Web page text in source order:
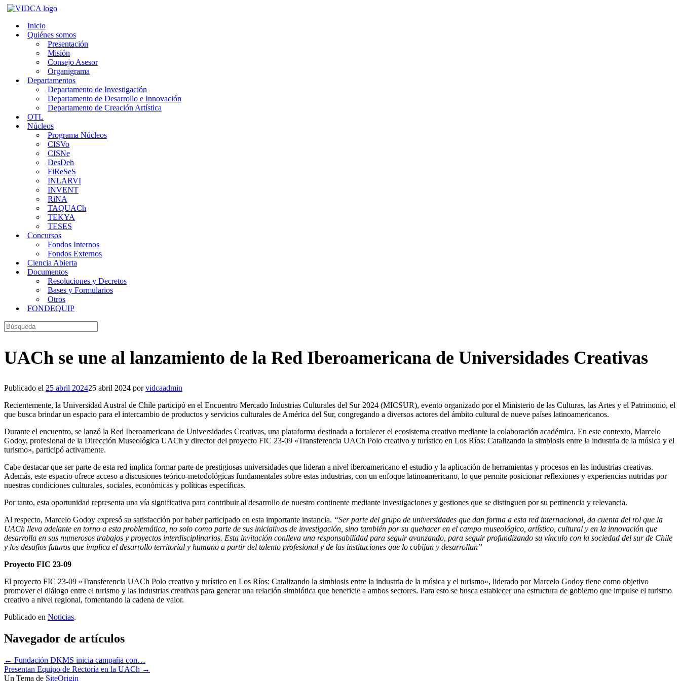
Saltar
contenidoInicio
Quiénes somos
Presentación
Misión
Consejo Asesor
Organigrama
Departamentos
Departamento de Investigación
Departamento de Desarrollo e Innovación
Departamento de Creación Artística
OTL
Núcleos
Programa Núcleos
CISVo
CISNe
DesDeh
FiReSeS
INLARVI
INVENT
RiNA
TAQUACh
TEKYA
TESES
Concursos
Fondos Internos
Fondos Externos
Ciencia Abierta
Documentos
Resoluciones y Decretos
Bases y Formularios
Otros
FONDEQUIP
Buscar:
UACh se une al lanzamiento de la Red Iberoamericana de Universidades Creativas
Publicado el 25 abril 202425 abril 2024 porvidcaadmin
Recientemente, la Universidad Austral de Chile participó en el Encuentro Mercado Industrias Culturales del Sur 2024 (MICSUR), evento organizado por el Ministerio de las Culturas, las Artes y el Patrimonio, el
que busca brindar un espacio para el intercambio de productos y servicios culturales de América del Sur, congregando a diversos actores del ámbito cultural de nueve países latinoamericanos.
Durante el encuentro, se lanzó la Red Iberoamericana de Universidades Creativas, una plataforma destinada a fortalecer el ecosistema creativo mediante la colaboración académica. En este contexto, Marcelo
Godoy, profesional de la Dirección Museológica UACh y director del proyecto FIC 23-09 «Transferencia UACh Polo creativo y turístico en Los Ríos: Catalizando la simbiosis entre la industria de la música y el
turismo», participó activamente.
Cabe destacar que ser parte de esta red implica formar parte de prestigiosas universidades que lideran a nivel iberoamericano el estudio y la aplicación de herramientas y procesos en las industrias creativas.
Además, este espacio ofrece acceso a discusiones teórico-metodológicas fundamentales sobre estas industrias, con un enfoque latinoamericano, lo que permite posicionar reflexiones y experiencias nutridas por
nuestras condiciones culturales, sociales, económicas y políticas específicas.
Por tanto, esta oportunidad representa una vía significativa para contribuir al desarrollo de nuestro continente mediante investigaciones y gestiones que se distinguen por su pertinencia y relevancia.
Al respecto, Marcelo Godoy expresó su satisfacción por haber participado en esta importante instancia. “Ser parte del grupo de universidades que dan forma a esta red internacional, da cuenta del rol que la
UACh lleva adelante en torno a esta problemática, no solo como parte de sus iniciativas de investigación, sino también por su quehacer en el campo museológico, artístico, cultural y en la innovación que
desarrolla en sus numerosos trabajos y proyectos interdisciplinarios. Esta invitación conlleva una responsabilidad para seguir avanzando, para seguir profundizando su vínculo con la sociedad del sur de Chile
y los desafíos futuros que implica el desarrollo territorial y humano a partir del talento profesional y de las instituciones que lo cobijan y desarrollan”
Proyecto FIC 23-09
El proyecto FIC 23-09 «Transferencia UACh Polo creativo y turístico en Los Ríos: Catalizando la simbiosis entre la industria de la música y el turismo», liderado por Marcelo Godoy tiene como objetivo
promover el diálogo entre el turismo y las industrias creativas para generar una relación simbiótica que beneficie a ambos sectores. Para esto se busca establecer una estructura de gobierno que impulse el turismo
creativo a nivel regional, fomentando la cadena de valor.
Publicado en Noticias.
Navegador de artículos
← Fundación DKMS inicia campaña con…
Presentan Equipo de Rectoría en la UACh →
Un Tema de SiteOrigin